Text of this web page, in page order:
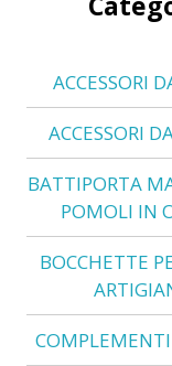
ACCESSORI
ACCESSORI
BATTIPORTA
POMOLI IN
BOCCHETTE